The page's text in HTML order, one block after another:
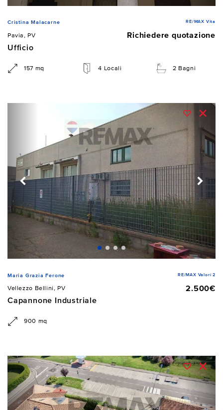
Cristina Malacarne RE/MAX Vita
Pavia, PV
Richiedere quotazione
Ufficio
157 mq 4 Locali 2 Bagni
Maria Grazia Ferone RE/MAX Valori 2
Vellezzo Bellini, PV
2.500€
Capannone Industriale
900 mq